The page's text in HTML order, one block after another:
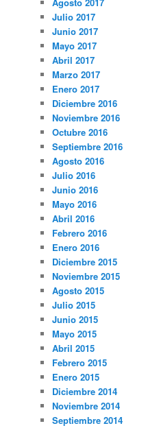
Julio 2017
Junio 2017
Mayo 2017
Abril 2017
Marzo 2017
Enero 2017
Diciembre 2016
Noviembre 2016
Octubre 2016
Septiembre 2016
Agosto 2016
Julio 2016
Junio 2016
Mayo 2016
Abril 2016
Febrero 2016
Enero 2016
Diciembre 2015
Noviembre 2015
Agosto 2015
Julio 2015
Junio 2015
Mayo 2015
Abril 2015
Febrero 2015
Enero 2015
Diciembre 2014
Noviembre 2014
Septiembre 2014